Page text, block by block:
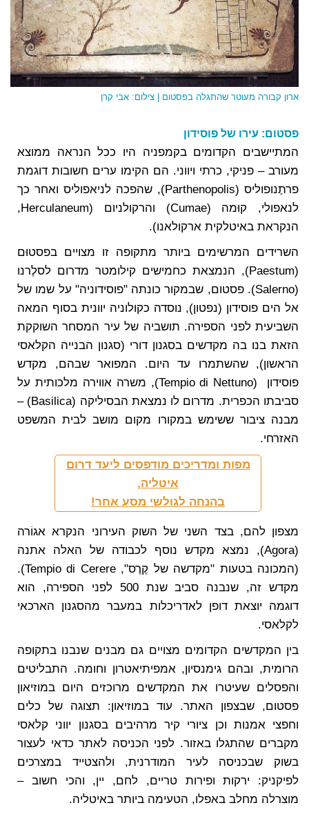
ארון קבורה מעוטר שהתגלה בפסטום | צילום: אבי קרן
פסטום: עירו של פוסידון
המתיישבים הקדומים בקמפניה היו ככל הנראה ממוצא
מעורב – פניקי, כרתי ויווני. הם הקימו ערים חשובות דוגמת
פרתֶנופוליס (Parthenopolis), שהפכה לניאפוליס ואחר כך
לנאפולי, קוּמה (Cumae) והרקולניום (Herculaneum,
הנקראת באיטלקית ארקולאנו).
השרידים המרשימים ביותר מתקופה זו מצויים בפסטוּם
(Paestum), הנמצאת כחמישים קילומטר מדרום לסלֶרנו
(Salerno). פסטום, שבמקור כונתה "פוסידוניה" על שמו של
אל הים פוסידון (נפטון), נוסדה כקולוניה יוונית בסוף המאה
השביעית לפני הספירה. תושביה של עיר המסחר השוקקת
הזאת בנו בה מקדשים בסגנון דורי (סגנון הבנייה הקלאסי
הראשון), שהשתמרו עד היום. המפואר שבהם, מקדש
פוסידון (Tempio di Nettuno), משרה אווירה מלכותית על
סביבתו הכפרית. מדרום לו נמצאת הבסיליקה (Basilica) –
מבנה ציבור ששימש במקורו מקום מושב לבית המשפט
האזרחי.
מפות ומדריכים מודפסים ליעד דרום
איטליה,
בהנחה לגולשי מסע אחר!
מצפון להם, בצד השני של השוק העירוני הנקרא אגוֹרה
(Agora), נמצא מקדש נוסף לכבודה של האלה אתנה
(המכונה בטעות "מקדשה של קֶרֶס", Tempio di Cerere).
מקדש זה, שנבנה סביב שנת 500 לפני הספירה, הוא
דוגמה יוצאת דופן לאדריכלות במעבר מהסגנון הארכאי
לקלאסי.
בין המקדשים הקדומים מצויים גם מבנים שנבנו בתקופה
הרומית, ובהם גימנסיון, אמפיתיאטרון וחומה. התבליטים
והפסלים שעיטרו את המקדשים מרוכזים היום במוזיאון
פסטום, שבצפון האתר. עוד במוזיאון: תצוגה של כלים
וחפצי אמנות וכן ציורי קיר מרהיבים בסגנון יווני קלאסי
מקברים שהתגלו באזור. לפני הכניסה לאתר כדאי לעצור
בשוק שבכניסה לעיר המודרנית, ולהצטייד במצרכים
לפיקניק: ירקות ופירות טריים, לחם, יין, והכי חשוב –
מוצרלה מחלב באפלו, הטעימה ביותר באיטליה.